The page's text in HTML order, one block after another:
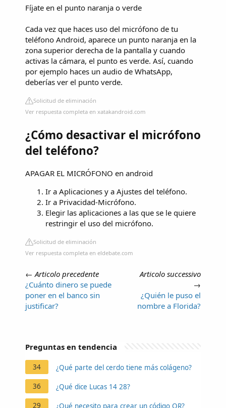
Fíjate en el punto naranja o verde
Cada vez que haces uso del micrófono de tu
teléfono Android, aparece un punto naranja en la
zona superior derecha de la pantalla y cuando
activas la cámara, el punto es verde. Así, cuando
por ejemplo haces un audio de WhatsApp,
deberías ver el punto verde.
Solicitud de eliminación
Ver respuesta completa en xatakandroid.com
¿Cómo desactivar el micrófono
del teléfono?
APAGAR EL MICRÓFONO en android
Ir a Aplicaciones y a Ajustes del teléfono.
Ir a Privacidad-Micrófono.
Elegir las aplicaciones a las que se le quiere
restringir el uso del micrófono.
Solicitud de eliminación
Ver respuesta completa en eldebate.com
← Articolo precedente
¿Cuánto dinero se puede
poner en el banco sin
justificar?
Articolo successivo
→
¿Quién le puso el
nombre a Florida?
Preguntas en tendencia
34 ¿Qué parte del cerdo tiene más colágeno?
36 ¿Qué dice Lucas 14 28?
29 ¿Qué necesito para crear un código QR?